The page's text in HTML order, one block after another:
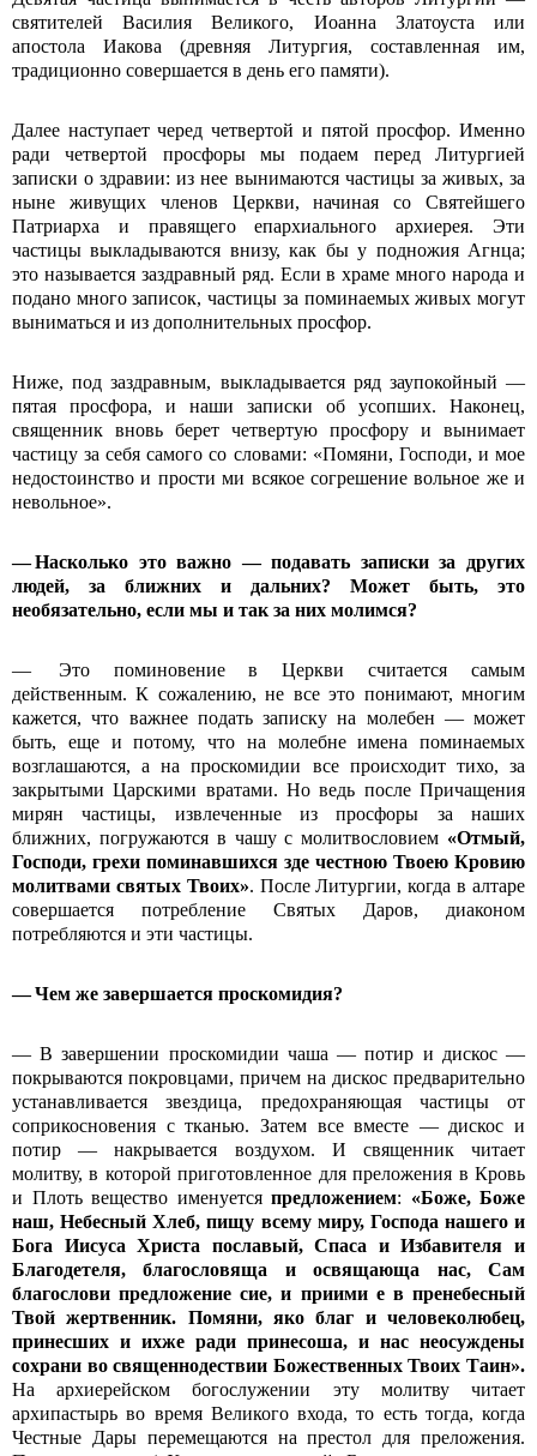
святителей Василия Великого, Иоанна Златоуста или
апостола Иакова (древняя Литургия, составленная им,
традиционно совершается в день его памяти).
Далее наступает черед четвертой и пятой просфор. Именно
ради четвертой просфоры мы подаем перед Литургией
записки о здравии: из нее вынимаются частицы за живых, за
ныне живущих членов Церкви, начиная со Святейшего
Патриарха и правящего епархиального архиерея. Эти
частицы выкладываются внизу, как бы у подножия Агнца;
это называется заздравный ряд. Если в храме много народа и
подано много записок, частицы за поминаемых живых могут
выниматься и из дополнительных просфор.
Ниже, под заздравным, выкладывается ряд заупокойный —
пятая просфора, и наши записки об усопших. Наконец,
священник вновь берет четвертую просфору и вынимает
частицу за себя самого со словами: «Помяни, Господи, и мое
недостоинство и прости ми всякое согрешение вольное же и
невольное».
— Насколько это важно — подавать записки за других
людей, за ближних и дальних? Может быть, это
необязательно, если мы и так за них молимся?
— Это поминовение в Церкви считается самым
действенным. К сожалению, не все это понимают, многим
кажется, что важнее подать записку на молебен — может
быть, еще и потому, что на молебне имена поминаемых
возглашаются, а на проскомидии все происходит тихо, за
закрытыми Царскими вратами. Но ведь после Причащения
мирян частицы, извлеченные из просфоры за наших
ближних, погружаются в чашу с молитво­словием «Отмый,
Господи, грехи поминавшихся зде честною Твоею Кровию
молитвами святых Твоих». После Литургии, когда в алтаре
совершается потребление Святых Даров, диаконом
потребляются и эти частицы.
— Чем же завершается проскомидия?
— В завершении проскомидии чаша — потир и дискос —
покрываются покровцами, причем на дискос предварительно
устанавливается звездица, предохраняющая частицы от
соприкосновения с тканью. Затем все вместе — дискос и
потир — накрывается воздухом. И священник читает
молитву, в которой приготовленное для преложения в Кровь
и Плоть вещество именуется предложением: «Боже, Боже
наш, Небесный Хлеб, пищу всему миру, Господа нашего и
Бога Иисуса Христа пославый, Спаса и Избавителя и
Благодетеля, благословяща и освящающа нас, Сам
благослови предложение сие, и приими е в пренебесный
Твой жертвенник. Помяни, яко благ и человеколюбец,
принесших и ихже ради принесоша, и нас неосуждены
сохрани во священнодествии Божественных Твоих Таин».
На архиерейском богослужении эту молитву читает
архипастырь во время Великого входа, то есть тогда, когда
Честные Дары перемещаются на престол для преложения.